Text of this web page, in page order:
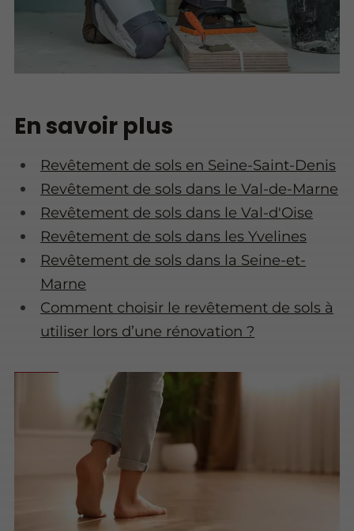
En savoir plus
Revêtement de sols en Seine-Saint-Denis
Revêtement de sols dans le Val-de-Marne
Revêtement de sols dans le Val-d'Oise
Revêtement de sols dans les Yvelines
Revêtement de sols dans la Seine-et-
Marne
Comment choisir le revêtement de sols à
utiliser lors d’une rénovation ?